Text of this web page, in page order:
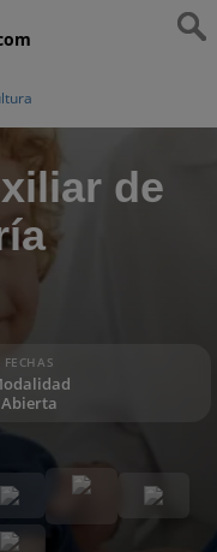
de
FECHAS
Abierta